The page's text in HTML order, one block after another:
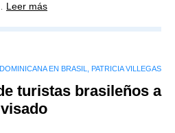
Leer más
EN BRASIL, PATRICIA VILLEGAS
turistas brasileños a